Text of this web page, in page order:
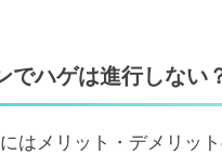
でハゲは進行しない
はメリット・デメリット